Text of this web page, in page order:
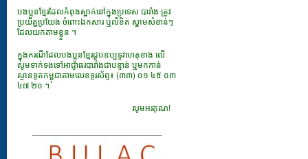
បងប្អូនខ្មែរដែលកំពុងស្នាក់នៅក្នុងប្រទេស បារាំង ត្រូវ
ប្រយ័ត្នប្រយែង ចំពោះឯកសារ​ ឬលិខិត ស្នាមសំខាន់ៗ
ដែលយកតាមខ្លួន ។
ក្នុងករណីដែលបងប្អូនខ្មែរជួបឧប្បទ្ទវហេតុខាង លើ
សូមទាក់ទងទៅអាជ្ញាធរបារាំងជាបន្ទាន់ ឬមកកាន់
ស្ថានទូតកម្ពុជាតាមលេខទូរស័ព្ទ៖ (៣៣) ០១ ៤៥ ០៣
៤៧ ២០ ។
សូមអរគុណ!